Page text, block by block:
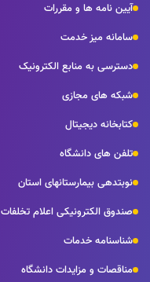
آیین نامه ها و مقررات
سامانه میز خدمت
دسترسی به منابع الکترونیک
شبکه های مجازی
کتابخانه دیجیتال
تلفن های دانشگاه
نوبتدهی بیمارستانهای استان
صندوق الکترونیکی اعلام تخلفات
شناسنامه خدمات
مناقصات و مزایدات دانشگاه